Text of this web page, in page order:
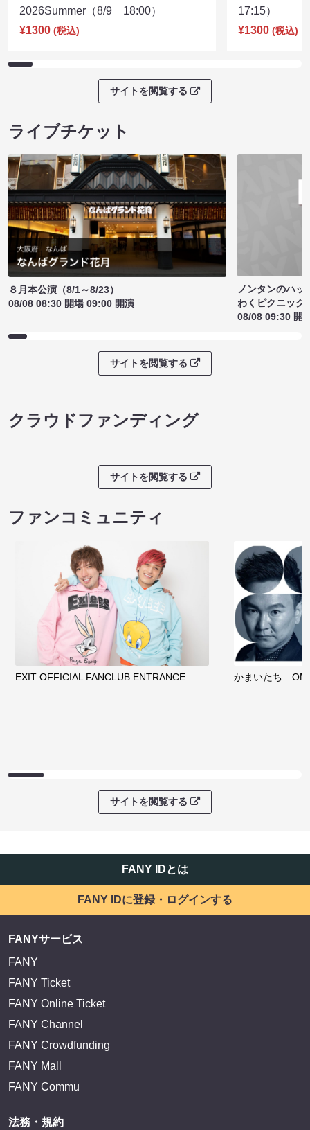
2026Summer（8/9 18:00）
¥1300 (税込)
17:15）
¥1300 (税込)
サイトを閲覧する
ライブチケット
８月本公演（8/1～8/23）
08/08 08:30 開場 09:00 開演
ノンタンのハッ
わくピクニック
08/08 09:30 開
サイトを閲覧する
クラウドファンディング
サイトを閲覧する
ファンコミュニティ
EXIT OFFICIAL FANCLUB ENTRANCE かまいたち
サイトを閲覧する
FANY IDとは
FANY IDに登録・ログインする
FANYサービス
FANY
FANY Ticket
FANY Online Ticket
FANY Channel
FANY Crowdfunding
FANY Mall
FANY Commu
法務・規約